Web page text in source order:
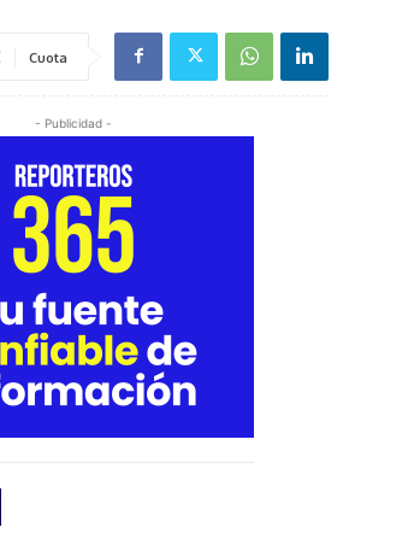
Cuota
- Publicidad -